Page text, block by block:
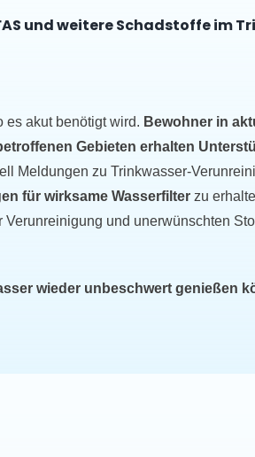
und weitere Schadstoffe im
es akut benötigt wird. Bewohner in
Gebieten erhalten
Meldungen zu Trinkwasser-
für wirksame Wasserfilter zu
Verunreinigung und unerwünschten
wieder unbeschwert genießen